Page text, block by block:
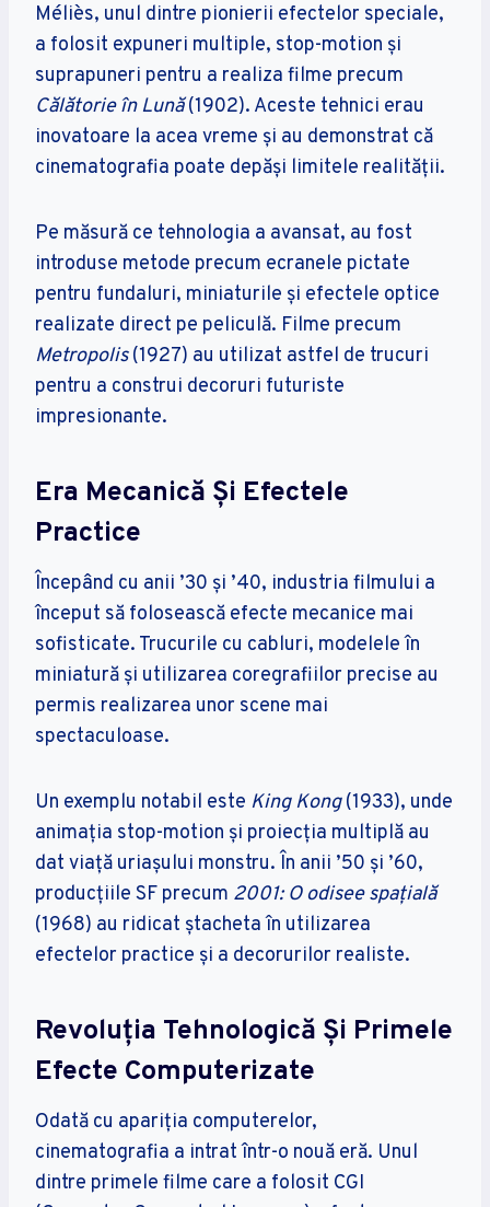
Méliès, unul dintre pionierii efectelor speciale,
a folosit expuneri multiple, stop-motion și
suprapuneri pentru a realiza filme precum
Călătorie în Lună(1902). Aceste tehnici erau
inovatoare la acea vreme și au demonstrat că
cinematografia poate depăși limitele realității.
Pe măsură ce tehnologia a avansat, au fost
introduse metode precum ecranele pictate
pentru fundaluri, miniaturile și efectele optice
realizate direct pe peliculă. Filme precum
Metropolis(1927) au utilizat astfel de trucuri
pentru a construi decoruri futuriste
impresionante.
Era Mecanică Și Efectele
Practice
Începând cu anii ’30 și ’40, industria filmului a
început să folosească efecte mecanice mai
sofisticate. Trucurile cu cabluri, modelele în
miniatură și utilizarea coregrafiilor precise au
permis realizarea unor scene mai
spectaculoase.
Un exemplu notabil este King Kong(1933), unde
animația stop-motion și proiecția multiplă au
dat viață uriașului monstru. În anii ’50 și ’60,
producțiile SF precum 2001: O odisee spațială
(1968) au ridicat ștacheta în utilizarea
efectelor practice și a decorurilor realiste.
Revoluția Tehnologică Și Primele
Efecte Computerizate
Odată cu apariția computerelor,
cinematografia a intrat într-o nouă eră. Unul
dintre primele filme care a folosit CGI